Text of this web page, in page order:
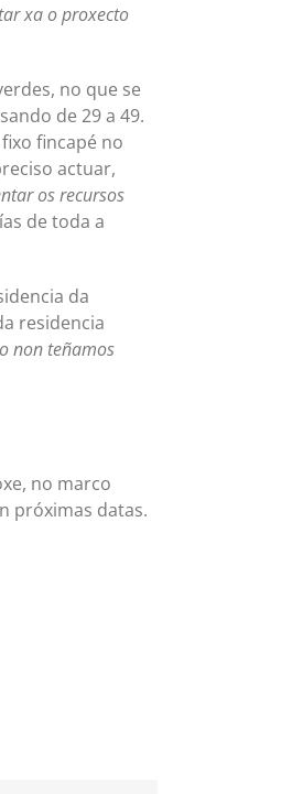
xa o proxecto
no que se
de 29 a 49.
fincapé no
actuar,
os recursos
de toda a
da
residencia
non teñamos
no marco
próximas datas.